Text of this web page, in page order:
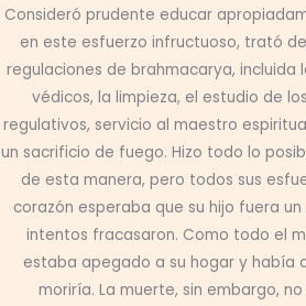
Consideró prudente educar
en este esfuerzo infructuoso, trató
regulaciones de brahmacarya, incluida
védicos, la limpieza, el estudio de
regulativos, servicio al maestro
un sacrificio de fuego. Hizo todo lo
de esta manera, pero todos sus
corazón esperaba que su hijo fuera
intentos fracasaron. Como todo el
estaba apegado a su hogar y había
moriría. La muerte, sin embargo,